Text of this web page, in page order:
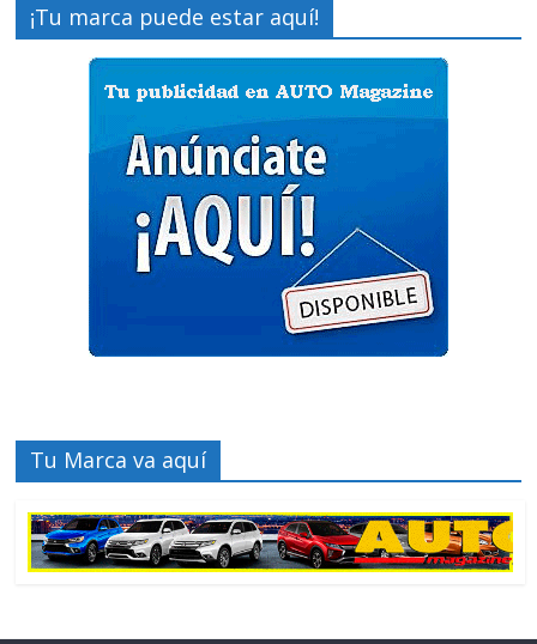
¡Tu marca puede estar aquí!
Tu Marca va aquí